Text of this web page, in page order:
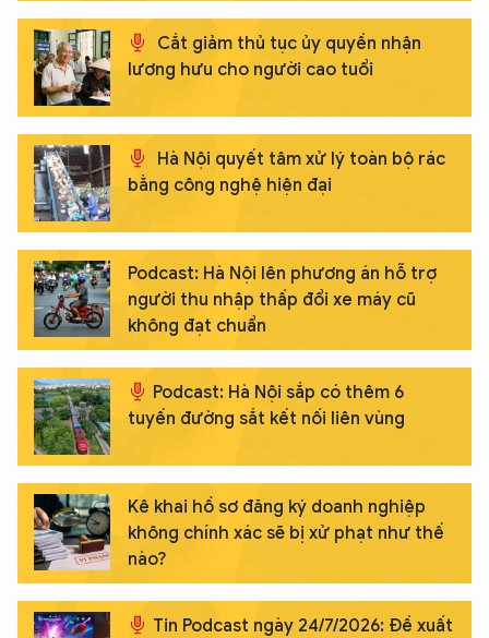
Cắt giảm thủ tục ủy quyền nhận
lương hưu cho người cao tuổi
Hà Nội quyết tâm xử lý toàn bộ rác
bằng công nghệ hiện đại
Podcast: Hà Nội lên phương án hỗ trợ
người thu nhập thấp đổi xe máy cũ
không đạt chuẩn
Podcast: Hà Nội sắp có thêm 6
tuyến đường sắt kết nối liên vùng
Kê khai hồ sơ đăng ký doanh nghiệp
không chính xác sẽ bị xử phạt như thế
nào?
Tin Podcast ngày 24/7/2026: Đề xuất